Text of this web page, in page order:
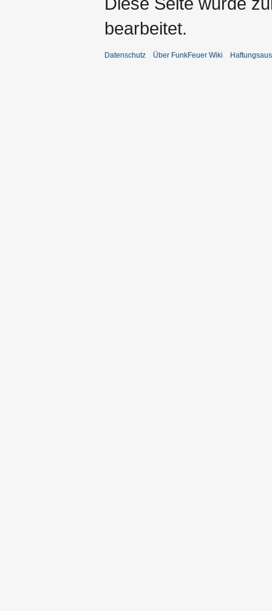
bearbeitet.
Datenschutz Über FunkFeuer Wiki